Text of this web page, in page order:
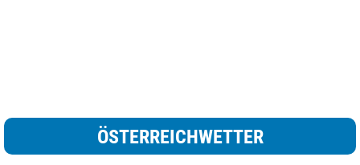
ÖSTERREICHWETTER